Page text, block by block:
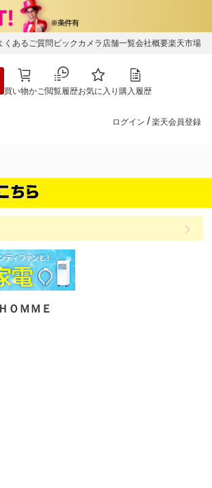
くあるご質問 ビックカメラ店舗一覧会社概要楽天市場
買い物かご閲覧履歴お気に入り 購入履歴
ログイン / 楽天会員登録
ＯＭＭＥ